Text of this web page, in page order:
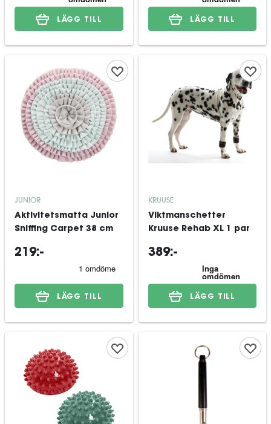
LÄGG TILL LÄGG TILL
JUNIOR
Aktivitetsmatta Junior
Sniffing Carpet 38 cm
219:-
LÄGG TILL
KRUUSE
Viktmanschetter
Kruuse Rehab XL 1 par
389:-
LÄGG TILL